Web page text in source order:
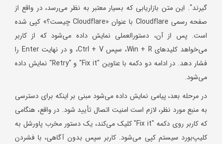
گیرند". این متن بازاریابی که بسیار معتبر به نظر می‌رسد، در واقع از
صفحه رسمی Cloudflare با عنوان «Cloudflare چیست؟» کپی شده
است. پس از آن، دستورالعملی نمایش داده می‌شود که از کاربر
می‌خواهد کلیدهای Win + R، سپس Ctrl + V، و در نهایت Enter را
فشار دهد. در ادامه دو دکمه با عناوین "Fix it" و "Retry" نمایش داده
می‌شود.
در مرحله بعد، پیامی نمایش داده می‌شود مبنی بر اینکه برای دسترسی
به منبع مورد نظر، لازم است امنیت اتصال تأیید شود. در واقع، هنگامی
که کاربر روی دکمه "Fix it" کلیک می‌کند، یک دستور مخرب پاورشل به
کلیپ‌بورد سیستم کپی می‌شود. کاربر سپس بدون آگاهی، با فشردن